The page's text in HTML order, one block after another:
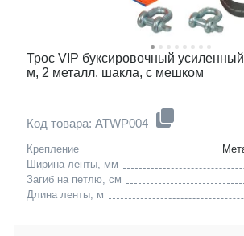
Трос VIP буксировочный усиленный
м, 2 металл. шакла, с мешком
Код товара: ATWP004
Крепление
Ширина ленты, мм
Загиб на петлю, см
Длина ленты, м